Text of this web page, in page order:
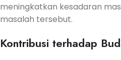
meningkatkan kesadaran
masalah tersebut.
Kontribusi terhadap